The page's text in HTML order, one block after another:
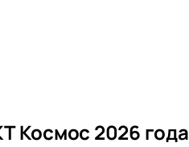
Космос 2026 года